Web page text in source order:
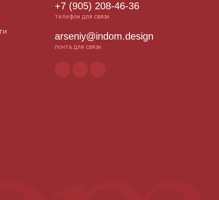
+7 (905) 208-46-36
телефон для связи
arseniy@indom.design
почта для связи